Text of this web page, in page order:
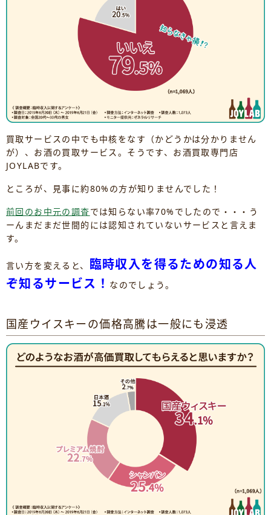
買取サービスの中でも中核をなす（かどうかは分かりません
が）、お酒の買取サービス。そうです、お酒買取専門店
JOYLABです。
ところが、見事に約80%の方が知りませんでした！
前回のお中元の調査では知らない率70%でしたので・・・う
ーんまだまだ世間的には認知されていないサービスと言えま
す。
言い方を変えると、 臨時収入を得るための知る人
ぞ知るサービス！ なのでしょう。
国産ウイスキーの価格高騰は一般にも浸透